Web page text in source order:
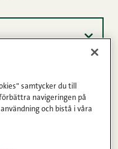
samtycker du till
navigeringen på
och bistå i våra